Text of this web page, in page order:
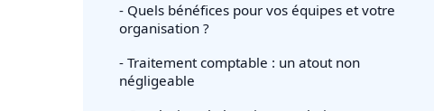
- Quels bénéfices pour vos équipes et votre
organisation ?
- Traitement comptable : un atout non
négligeable